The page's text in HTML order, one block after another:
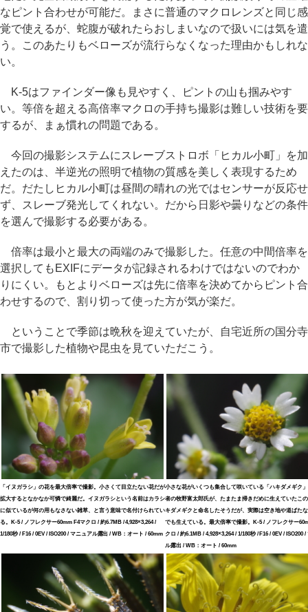
なピント合わせが可能だ。まさに普通のマクロレンズと同じ感
覚で使えるが、蛇腹が破れたらおしまいなので扱いには気を遣
う。このあたりもベローズが流行らなくなった理由かもしれな
い。
K-5はファインダー像も見やすく、ピントの山も掴みやす
い。等倍を超える高倍率マクロの手持ち撮影は難しい技術を要
するが、まぁ慣れの問題である。
今回の撮影システムにスレーブストロボ「ヒカル小町」を加
えたのは、半逆光の照明で植物の質感を美しく表現するため
だ。だたしヒカル小町は昼間の晴れの光ではセンサーが反応せ
ず、スレーブ発光してくれない。だから日影や曇りなどの条件
を選んで撮影する必要がある。
倍率は最小と最大の両端のみで撮影した。任意の中間倍率を
選択してもEXIFにデータが記録されるわけではないのでわか
りにくい。もとよりベローズは先に倍率を決めてからピント合
わせするので、割り切って使った方が気が楽だ。
ということで季節は晩秋を迎えていたが、自宅近所の国分寺
市で撮影した植物や昆虫を見ていただこう。
「イヌガラシ」の花を最大倍率で撮影。小さくて目立たない花だが
拡大するとなかなか可憐で綺麗だ。イヌガラシという名前はカラシ
に似ているが何の用もなさない雑草、と言う意味で名付けられてい
る。K-5 / ノフレクサー60mm F4マクロ / 約6.7MB / 4,928×3,264 /
1/180秒 / F16 / 0EV / ISO200 / マニュアル露出 / WB：オート / 60mm
小さな花がいくつも集合して咲いている「ハキダメギク
者の牧野富太郎氏が、たまたま掃きだめに生えていたこ
キダメギクと命名したそうだが、実際は空き地や道ばた
でも生えている。最大倍率で撮影。K-5 / ノフレクサー
クロ / 約6.1MB / 4,928×3,264 / 1/180秒 / F16 / 0EV / ISO200
ル露出 / WB：オート / 60mm